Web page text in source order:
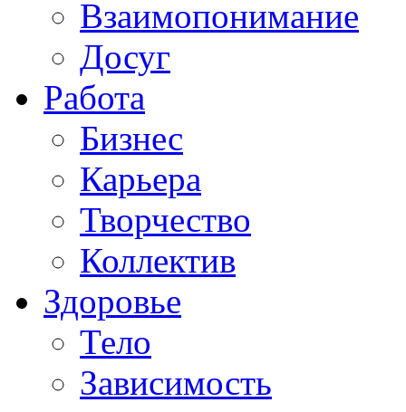
Взаимопонимание
Досуг
Работа
Бизнес
Карьера
Творчество
Коллектив
Здоровье
Тело
Зависимость